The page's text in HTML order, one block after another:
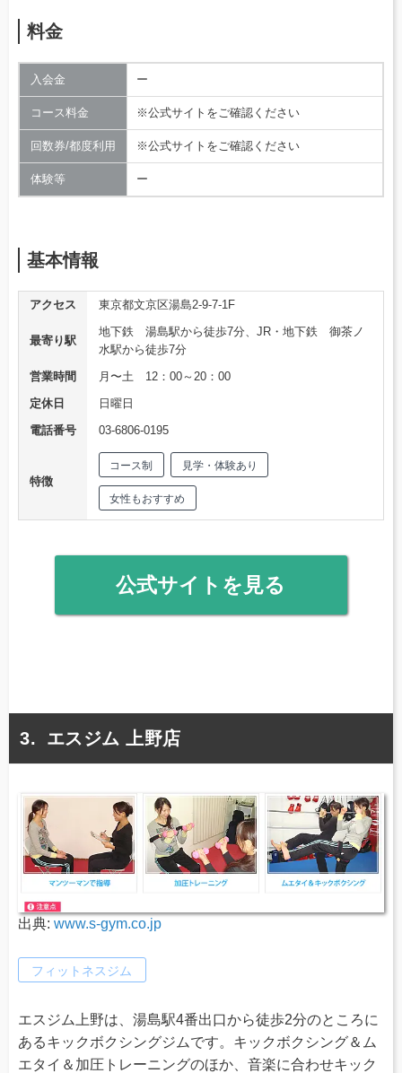
料金
入会金 ー
コース料金 ※公式サイトをご確認ください
回数券/都度利用 ※公式サイトをご確認ください
体験等 ー
基本情報
アクセス 東京都文京区湯島2-9-7-1F
最寄り駅
地下鉄 湯島駅から徒歩7分、JR・地下鉄 御茶ノ
水駅から徒歩7分
営業時間
月〜土 12：00～20：00
定休日
日曜日
電話番号
03-6806-0195
特徴
コース制 見学・体験あり
女性もおすすめ
公式サイトを見る
エスジム 上野店
出典: www.s-gym.co.jp
フィットネスジム
エスジム上野は、湯島駅4番出口から徒歩2分のところに
あるキックボクシングジムです。キックボクシング＆ム
エタイ＆加圧トレーニングのほか、音楽に合わせキック